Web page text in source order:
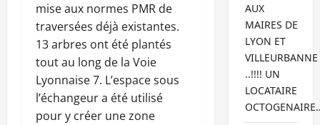
mise aux normes PMR de
traversées déjà existantes.
13 arbres ont été plantés
tout au long de la Voie
Lyonnaise 7. L’espace sous
l’échangeur a été utilisé
pour y créer une zone
AUX
MAIRES DE
LYON ET
VILLEURBANNE
..!!!! UN
LOCATAIRE